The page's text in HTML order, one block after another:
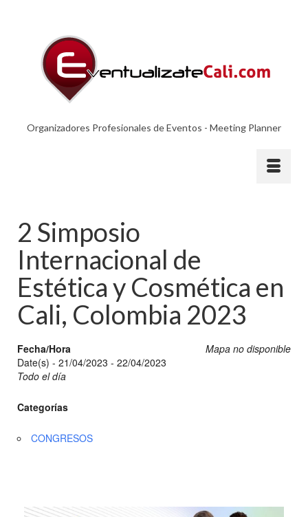
Organizadores Profesionales de Eventos - Meeting Planner
2 Simposio
Internacional de
Estética y Cosmética en
Cali, Colombia 2023
Mapa no disponible
Fecha/Hora
Date(s) - 21/04/2023 - 22/04/2023
Todo el día
Categorías
CONGRESOS